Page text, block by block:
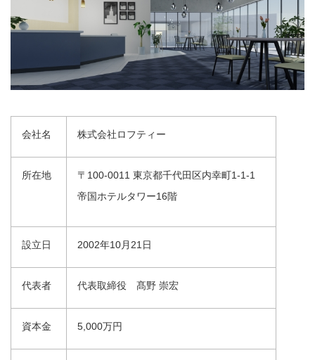
会社名 株式会社ロフティー
所在地
〒100-0011 東京都千代田区内幸町1-1-1
帝国ホテルタワー16階
設立日 2002年10月21日
代表者 代表取締役 髙野 崇宏
資本金 5,000万円